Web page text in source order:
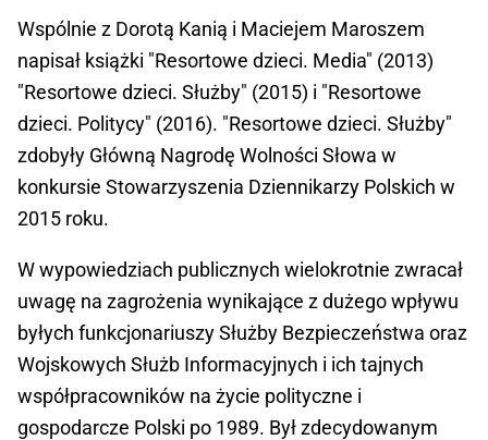
Wspólnie z Dorotą Kanią i Maciejem Maroszem
napisał książki "Resortowe dzieci. Media" (2013)
"Resortowe dzieci. Służby" (2015) i "Resortowe
dzieci. Politycy" (2016). "Resortowe dzieci. Służby"
zdobyły Główną Nagrodę Wolności Słowa w
konkursie Stowarzyszenia Dziennikarzy Polskich w
2015 roku.
W wypowiedziach publicznych wielokrotnie zwracał
uwagę na zagrożenia wynikające z dużego wpływu
byłych funkcjonariuszy Służby Bezpieczeństwa oraz
Wojskowych Służb Informacyjnych i ich tajnych
współpracowników na życie polityczne i
gospodarcze Polski po 1989. Był zdecydowanym